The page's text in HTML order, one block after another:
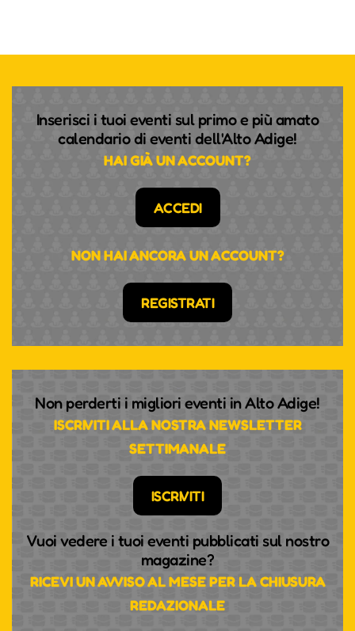
Inserisci i tuoi eventi sul primo e più amato
calendario di eventi dell'Alto Adige!
HAI GIÀ UN ACCOUNT?
ACCEDI
NON HAI ANCORA UN ACCOUNT?
REGISTRATI
Non perderti i migliori eventi in Alto Adige!
ISCRIVITI ALLA NOSTRA NEWSLETTER
SETTIMANALE
ISCRIVITI
Vuoi vedere i tuoi eventi pubblicati sul nostro
magazine?
RICEVI UN AVVISO AL MESE PER LA CHIUSURA
REDAZIONALE